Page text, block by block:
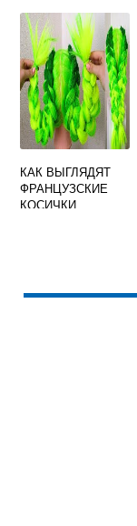
ВОЛОСЫ
КАК ВЫГЛЯДЯТ
ФРАНЦУЗСКИЕ
КОСИЧКИ